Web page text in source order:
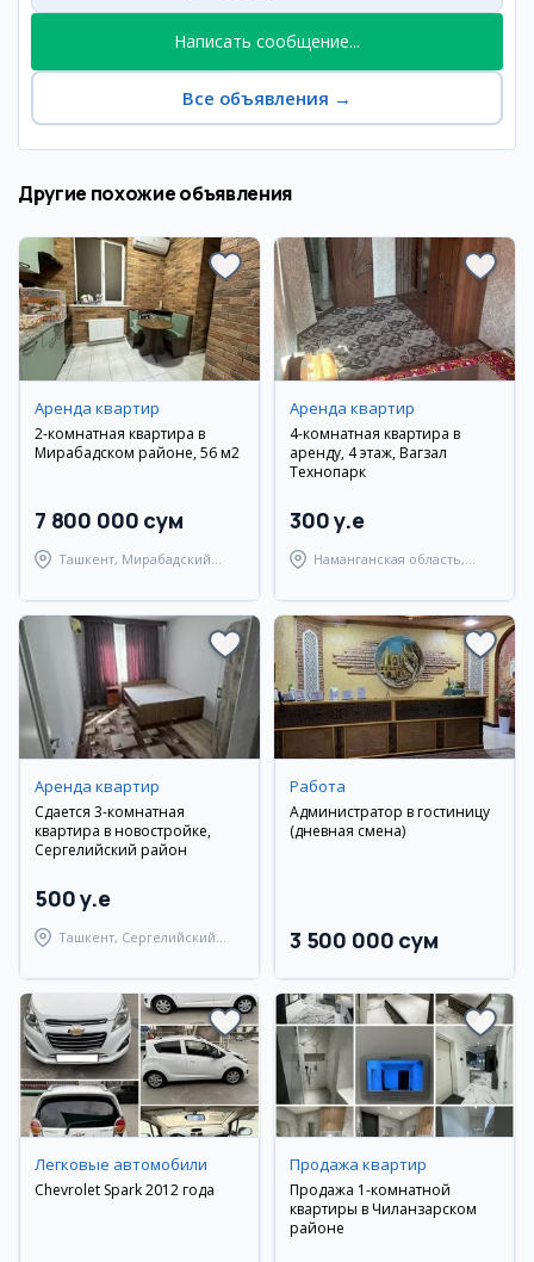
Написать сообщение...
Все объявления →
Другие похожие объявления
Аренда квартир
2-комнатная квартира в
Мирабадском районе, 56 м2
7 800 000 сум
Ташкент, Мирабадский
Аренда квартир
4-комнатная квартира в
аренду, 4 этаж, Вагзал
Технопарк
300 y.e
Наманганская область,
Аренда квартир
Сдается 3-комнатная
квартира в новостройке,
Сергелийский район
500 y.e
Ташкент, Сергелийский
Работа
Администратор в гостиницу
(дневная смена)
3 500 000 сум
Легковые автомобили
Chevrolet Spark 2012 года
Продажа квартир
Продажа 1-комнатной
квартиры в Чиланзарском
районе